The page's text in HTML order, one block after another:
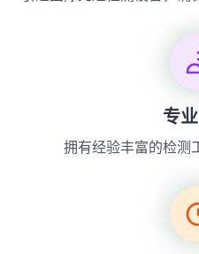
专
拥有经验丰富的检测